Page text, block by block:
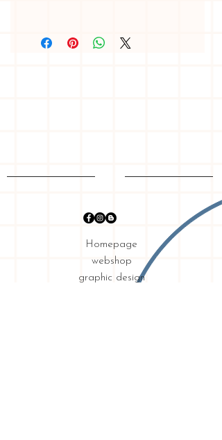
hoog, dus geschikt voor A3
Homepage
webshop
graphic design